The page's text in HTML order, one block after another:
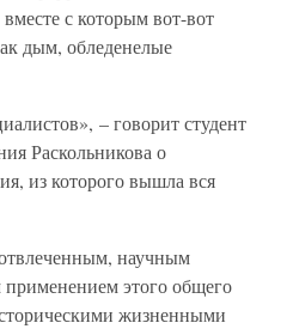
с которым вот-вот
дым, обледенелые
– говорит студент
Раскольникова о
из которого вышла вся
научным
этого общего
жизненными